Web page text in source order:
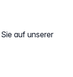
auf unserer